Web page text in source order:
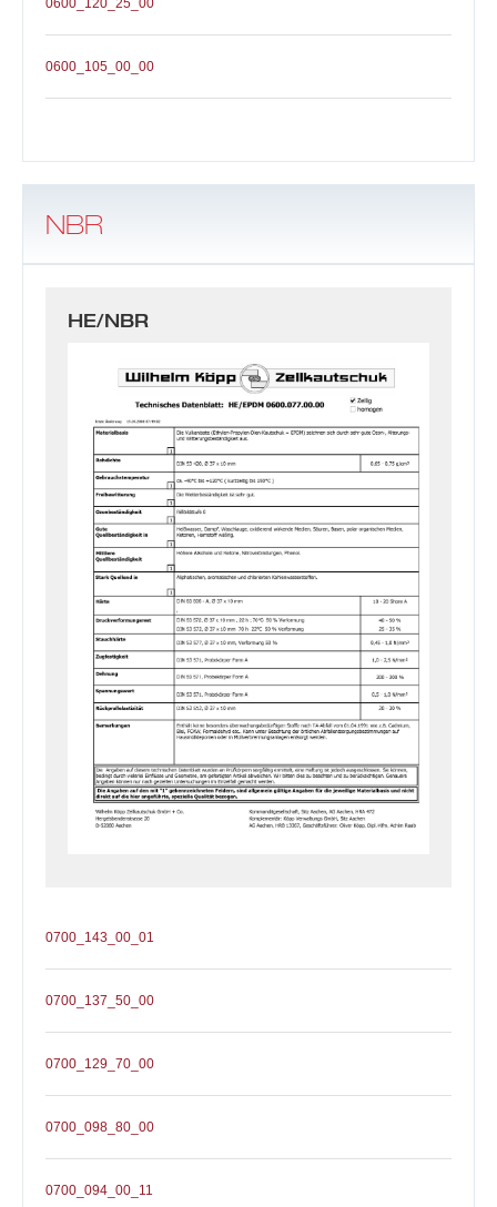
0600_105_00_00
NBR
HE/NBR
0700_143_00_01
0700_137_50_00
0700_129_70_00
0700_098_80_00
0700_094_00_11